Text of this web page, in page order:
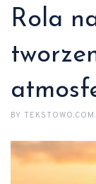
Rola
BY